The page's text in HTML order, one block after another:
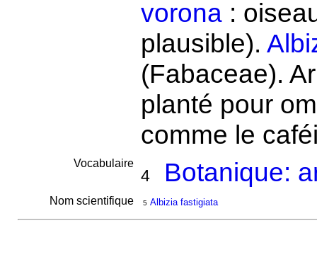
vorona:
plausible).
(Fabaceae).
planté pour
comme le
Vocabulaire
4 Botanique:
Nom scientifique 5 Albizia fastigiata